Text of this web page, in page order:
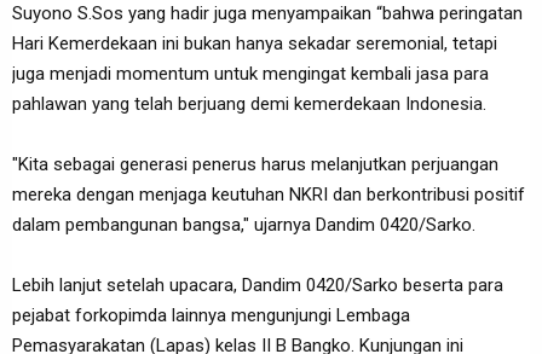
Suyono S.Sos yang hadir juga menyampaikan “bahwa peringatan
Hari Kemerdekaan ini bukan hanya sekadar seremonial, tetapi
juga menjadi momentum untuk mengingat kembali jasa para
pahlawan yang telah berjuang demi kemerdekaan Indonesia.
"Kita sebagai generasi penerus harus melanjutkan perjuangan
mereka dengan menjaga keutuhan NKRI dan berkontribusi positif
dalam pembangunan bangsa," ujarnya Dandim 0420/Sarko.
Lebih lanjut setelah upacara, Dandim 0420/Sarko beserta para
pejabat forkopimda lainnya mengunjungi Lembaga
Pemasyarakatan (Lapas) kelas II B Bangko. Kunjungan ini